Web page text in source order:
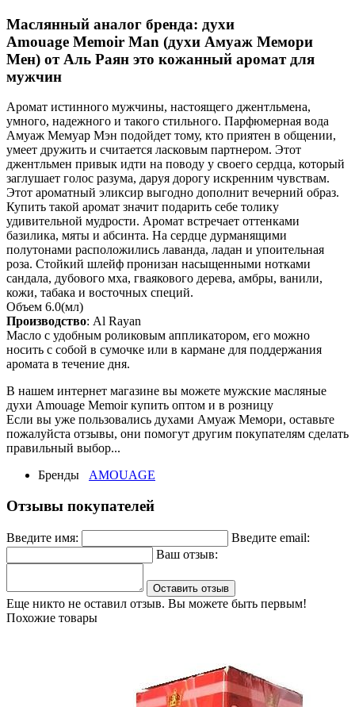
Маслянный аналог бренда: духи
Amouage Memoir Man (духи Амуаж Мемори
Мен) от Аль Раян это кожанный аромат для
мужчин
Аромат истинного мужчины, настоящего джентльмена,
умного, надежного и такого стильного. Парфюмерная вода
Амуаж Мемуар Мэн подойдет тому, кто приятен в общении,
умеет дружить и считается ласковым партнером. Этот
джентльмен привык идти на поводу у своего сердца, который
заглушает голос разума, даруя дорогу искренним чувствам.
Этот ароматный эликсир выгодно дополнит вечерний образ.
Купить такой аромат значит подарить себе толику
удивительной мудрости. Аромат встречает оттенками
базилика, мяты и абсинта. На сердце дурманящими
полутонами расположились лаванда, ладан и упоительная
роза. Стойкий шлейф пронизан насыщенными нотками
сандала, дубового мха, гваякового дерева, амбры, ванили,
кожи, табака и восточных специй.
Объем 6.0(мл)
Производство: Al Rayan
Масло с удобным роликовым аппликатором, его можно
носить с собой в сумочке или в кармане для поддержания
аромата в течение дня.
В нашем интернет магазине вы можете мужские масляные
духи Amouage Memoir купить оптом и в розницу
Если вы уже пользовались духами Амуаж Мемори, оставьте
пожалуйста отзывы, они помогут другим покупателям сделать
правильный выбор...
Бренды
AMOUAGE
Отзывы покупателей
Введите имя:
Введите email:
Ваш отзыв:
Оставить отзыв
Еще никто не оставил отзыв. Вы можете быть первым!
Похожие товары